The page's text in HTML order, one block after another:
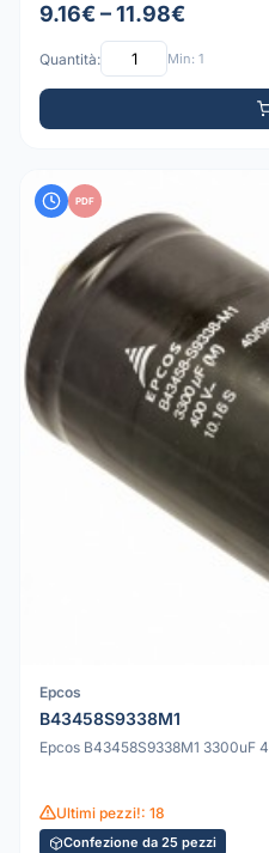
9.16€ – 11.98€
Quantità: Min: 1
PDF
Epcos
B43458S9338M1
Epcos B43458S9338M1 3300uF
Ultimi pezzi!: 18
Confezione da 25 pezzi